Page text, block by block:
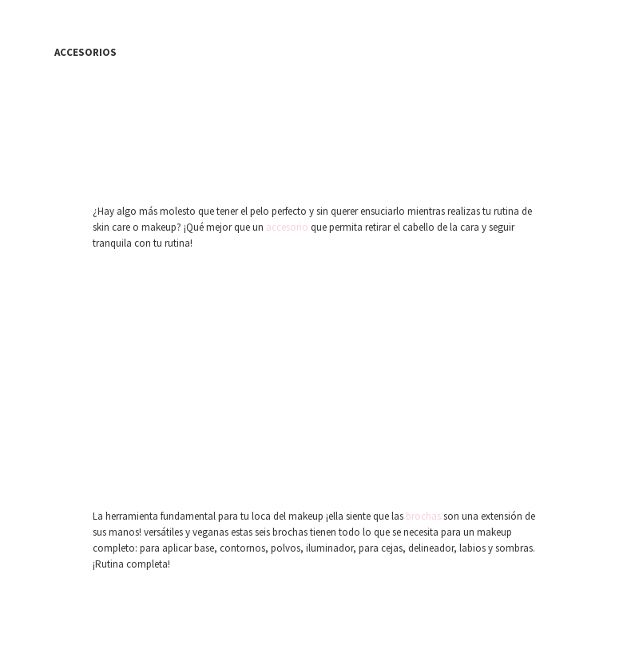
ACCESORIOS
¿Hay algo más molesto que tener el pelo perfecto y sin querer ensuciarlo mientras realizas tu rutina de
skin care o makeup? ¡Qué mejor que un accesorio que permita retirar el cabello de la cara y seguir
tranquila con tu rutina!
La herramienta fundamental para tu loca del makeup ¡ella siente que las brochasson una extensión de
sus manos! versátiles y veganas estas seis brochas tienen todo lo que se necesita para un makeup
completo: para aplicar base, contornos, polvos, iluminador, para cejas, delineador, labios y sombras.
¡Rutina completa!